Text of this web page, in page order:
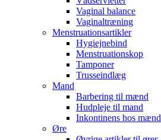
Vaginal balance
Vaginaltræning
Menstruationsartikler
Hygiejnebind
Menstruationskop
Tamponer
Trusseindlæg
Mand
Barbering til mænd
Hudpleje til mand
Inkontinens hos mænd
Øre